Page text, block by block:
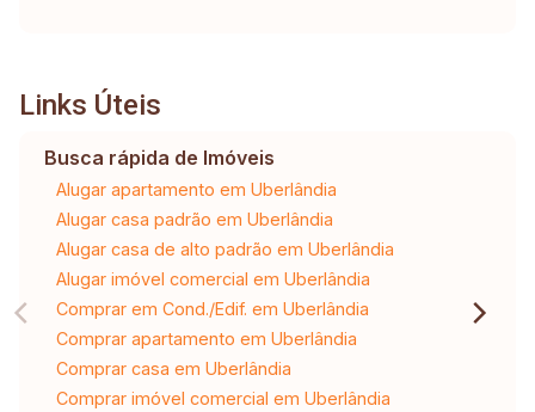
Links Úteis
Busca rápida de Imóveis
Alugar apartamento em Uberlândia
Alugar casa padrão em Uberlândia
Alugar casa de alto padrão em Uberlândia
Alugar imóvel comercial em Uberlândia
Comprar em Cond./Edif. em Uberlândia
Comprar apartamento em Uberlândia
Comprar casa em Uberlândia
Comprar imóvel comercial em Uberlândia